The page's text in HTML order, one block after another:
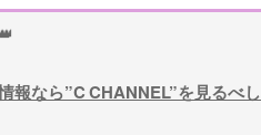
報なら”C CHANNEL”を見るべし